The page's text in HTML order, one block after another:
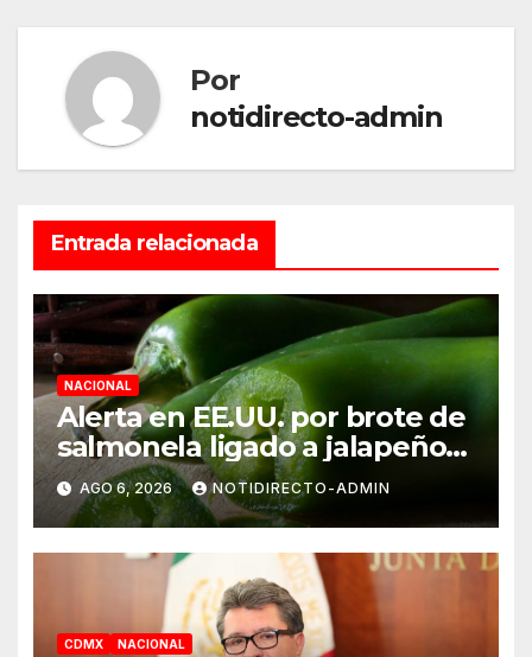
Por
notidirecto-admin
Entrada relacionada
NACIONAL
Alerta en EE.UU. por brote de
salmonela ligado a jalapeños
mexicanos; reportan 345
casos
AGO 6, 2026 NOTIDIRECTO-ADMIN
CDMX NACIONAL